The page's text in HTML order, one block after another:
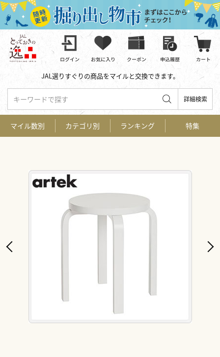
JAL選りすぐりの商品をマイルと交換できます。
キーワードで探す 詳細検索
マイル数別 カテゴリ別 ランキング 特集